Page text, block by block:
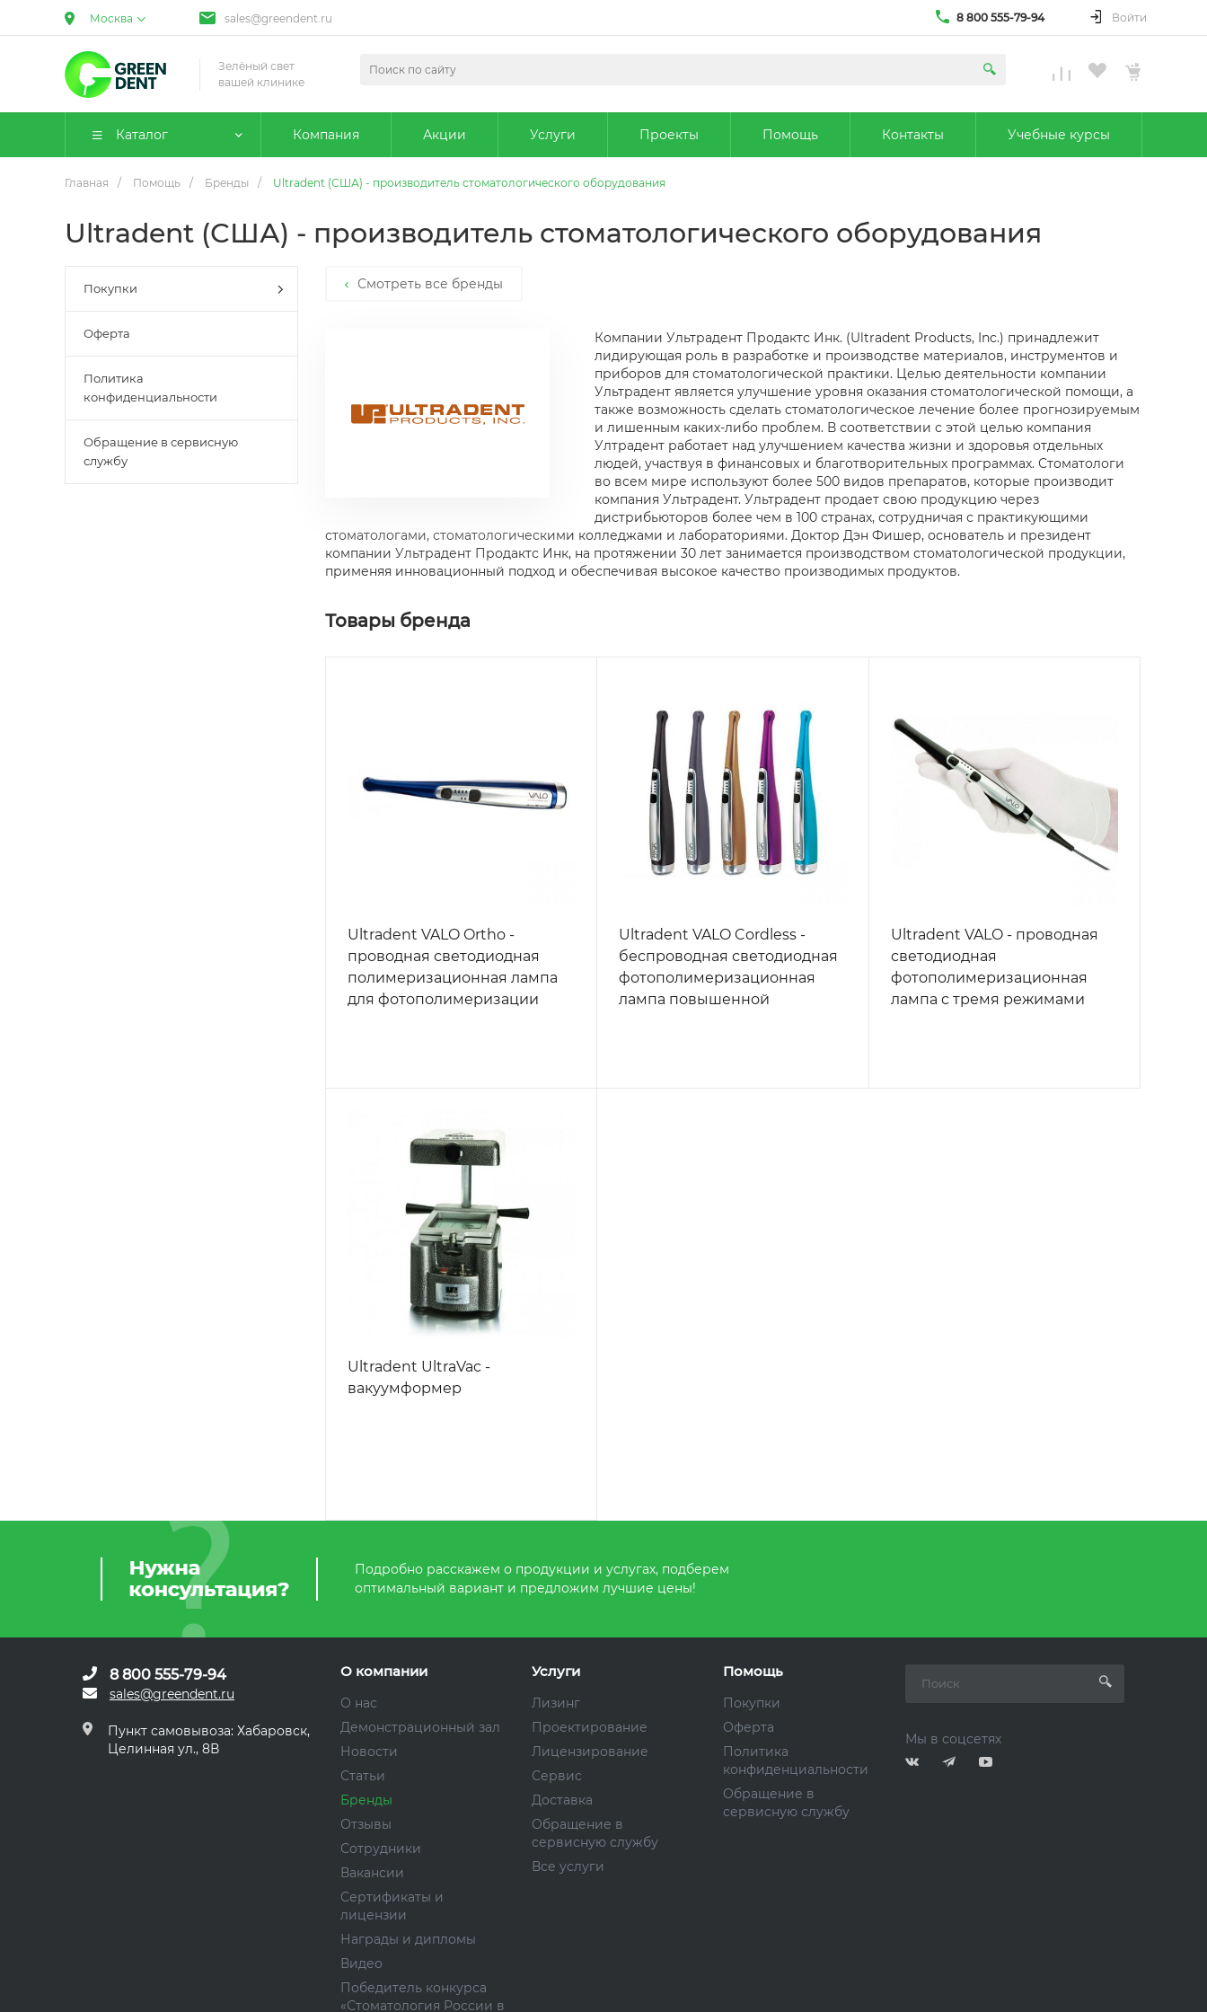
Москва sales@greendent.ru 8 800 555-79-94 Войти
Зелёный свет
вашей клинике
Каталог Компания Акции Услуги Проекты Помощь Контакты Учебные курсы
Главная / Помощь / Бренды / Ultradent (США) - производитель стоматологического оборудования
Ultradent (США) - производитель стоматологического оборудования
Покупки
Оферта
Политика
конфиденциальности
Обращение в сервисную
службу
Смотреть все бренды
Компании Ультрадент Продактс Инк. (Ultradent Products, Inc.) принадлежит
лидирующая роль в разработке и производстве материалов, инструментов и
приборов для стоматологической практики. Целью деятельности компании
Ультрадент является улучшение уровня оказания стоматологической помощи, а
также возможность сделать стоматологическое лечение более прогнозируемым
и лишенным каких-либо проблем. В соответствии с этой целью компания
Ултрадент работает над улучшением качества жизни и здоровья отдельных
людей, участвуя в финансовых и благотворительных программах. Стоматологи
во всем мире используют более 500 видов препаратов, которые производит
компания Ультрадент. Ультрадент продает свою продукцию через
дистрибьюторов более чем в 100 странах, сотрудничая с практикующими
стоматологами, стоматологическими колледжами и лабораториями. Доктор Дэн Фишер, основатель и президент
компании Ультрадент Продактс Инк, на протяжении 30 лет занимается производством стоматологической продукции,
применяя инновационный подход и обеспечивая высокое качество производимых продуктов.
Товары бренда
Ultradent VALO Ortho -
проводная светодиодная
полимеризационная лампа
для фотополимеризации
Ultradent VALO Cordless -
беспроводная светодиодная
фотополимеризационная
лампа повышенной
Ultradent VALO - проводная
светодиодная
фотополимеризационная
лампа c тремя режимами
Ultradent UltraVac -
вакуумформер
Подробно расскажем о продукции и услугах, подберем
оптимальный вариант и предложим лучшие цены!
8 800 555-79-94
sales@greendent.ru
Пункт самовывоза: Хабаровск,
Целинная ул., 8В
О компании
О нас
Демонстрационный зал
Новости
Статьи
Бренды
Отзывы
Сотрудники
Вакансии
Сертификаты и
лицензии
Награды и дипломы
Видео
Победитель конкурса
«Стоматология России в
Услуги
Лизинг
Проектирование
Лицензирование
Сервис
Доставка
Обращение в
сервисную службу
Все услуги
Помощь
Покупки
Оферта
Политика
конфиденциальности
Обращение в
сервисную службу
Мы в соцсетях